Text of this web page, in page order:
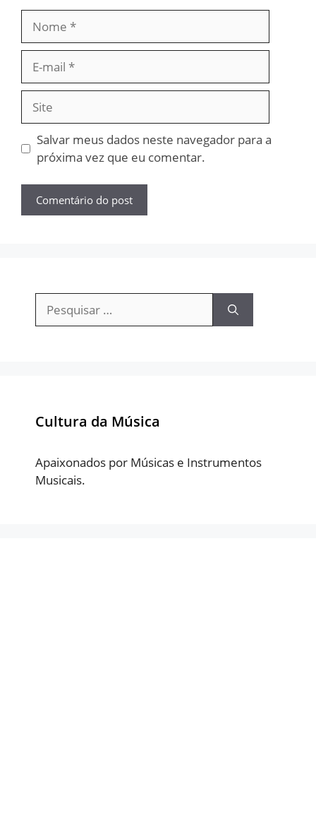
mail
Site
Salvar meus dados neste navegador para a
próxima vez que eu comentar.
Pesquisar
por:
Cultura da Música
Apaixonados por Músicas e Instrumentos
Musicais.